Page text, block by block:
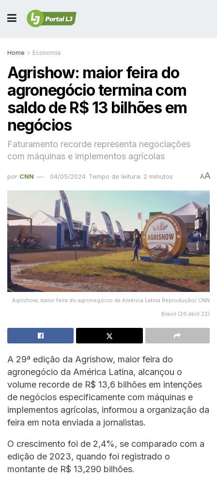
Home Economia
Agrishow: maior feira do
agronegócio termina com
saldo de R$ 13 bilhões em
negócios
Faturamento recorde representa negociações
com máquinas e implementos agrícolas
por CNN 04/05/2024 Tempo de leitura: 2 minutos AA
Agrishow, maior feira do agronegócio da América Latina Reprodução/ CNN
Brasil (26.abril.22)
A 29ª edição da Agrishow, maior feira do
agronegócio da América Latina, alcançou o
volume recorde de R$ 13,6 bilhões em intenções
de negócios especificamente com máquinas e
implementos agrícolas, informou a organização da
feira em nota enviada a jornalistas.
O crescimento foi de 2,4%, se comparado com a
edição de 2023, quando foi registrado o
montante de R$ 13,290 bilhões.